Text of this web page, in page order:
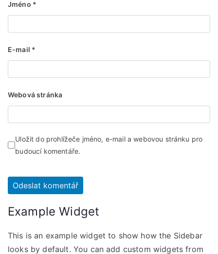
Jméno *
E-mail *
Webová stránka
Uložit do prohlížeče jméno, e-mail a webovou stránku pro
budoucí komentáře.
Example Widget
This is an example widget to show how the Sidebar
looks by default. You can add custom widgets from